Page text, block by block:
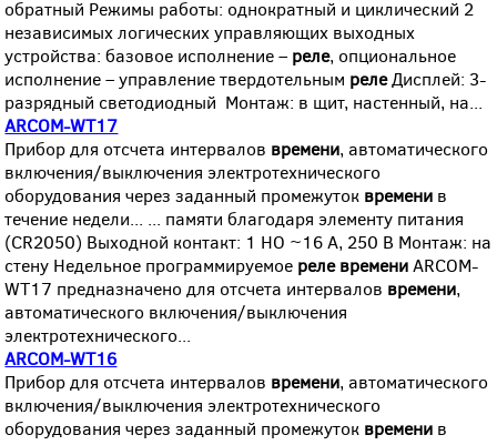
обратный Режимы работы: однократный и циклический 2
независимых логических управляющих выходных
устройства: базовое исполнение – реле, опциональное
исполнение – управление твердотельным релеДисплей: 3-
разрядный светодиодный Монтаж: в щит, настенный, на...
ARCOM-WT17
Прибор для отсчета интервалов времени, автоматического
включения/выключения электротехнического
оборудования через заданный промежуток времени в
течение недели... ... памяти благодаря элементу питания
(CR2050) Выходной контакт: 1 НО ~16 А, 250 В Монтаж: на
стену Недельное программируемое реле времениARCOM-
WT17 предназначено для отсчета интервалов времени,
автоматического включения/выключения
электротехнического...
ARCOM-WT16
Прибор для отсчета интервалов времени, автоматического
включения/выключения электротехнического
оборудования через заданный промежуток времени в